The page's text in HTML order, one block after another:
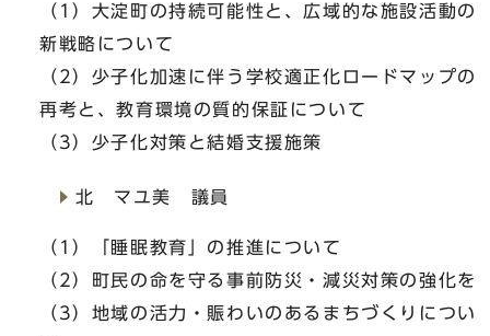
（1）大淀町の持続可能性と、広域的な施設活動の
新戦略について
（2）少子化加速に伴う学校適正化ロードマップの
再考と、教育環境の質的保証について
（3）少子化対策と結婚支援施策
北 マユ美 議員
（1）「睡眠教育」の推進について
（2）町民の命を守る事前防災・減災対策の強化を
（3）地域の活力・賑わいのあるまちづくりについ